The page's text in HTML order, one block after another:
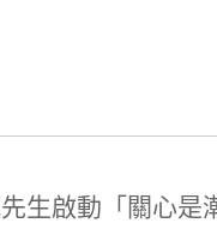
生啟動「關心是